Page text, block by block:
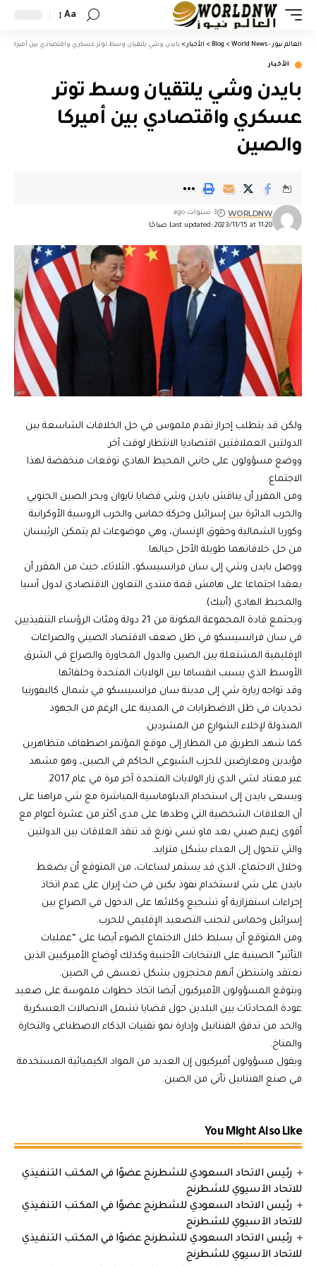
Aa
العالم نيوز - World News >
Blog
> الأخبار > بايدن وشي يلتقيان وسط توتر عسكري واقتصادي بين أميركا
الأخبار
بايدن وشي يلتقيان وسط توتر
عسكري واقتصادي بين أميركا
والصين
Last updated: 2023/11/15 at 11:20 صباحًا
WORLDNW 3 سنوات ago
ولكن قد يتطلب إحراز تقدم ملموس في حل الخلافات الشاسعة بين
الدولتين العملاقتين اقتصاديا الانتظار لوقت آخر.
ووضع مسؤولون على جانبي المحيط الهادي توقعات منخفضة لهذا
الاجتماع.
ومن المقرر أن يناقش بايدن وشي قضايا تايوان وبحر الصين الجنوبي
والحرب الدائرة بين إسرائيل وحركة حماس والحرب الروسية الأوكرانية
وكوريا الشمالية وحقوق الإنسان، وهي موضوعات لم يتمكن الرئيسان
من حل خلافاتهما طويلة الأجل حيالها.
ووصل بايدن وشي إلى سان فرانسيسكو، الثلاثاء، حيث من المقرر أن
يعقدا اجتماعا على هامش قمة منتدى التعاون الاقتصادي لدول آسيا
والمحيط الهادي (أبيك).
ويجتمع قادة المجموعة المكونة من 21 دولة ومئات الرؤساء التنفيذيين
في سان فرانسيسكو في ظل ضعف الاقتصاد الصيني والصراعات
الإقليمية المشتعلة بين الصين والدول المجاورة والصراع في الشرق
الأوسط الذي يسبب انقساما بين الولايات المتحدة وحلفائها.
وقد تواجه زيارة شي إلى مدينة سان فرانسيسكو في شمال كاليفورنيا
تحديات في ظل الاضطرابات في المدينة على الرغم من الجهود
المبذولة لإخلاء الشوارع من المشردين.
كما شهد الطريق من المطار إلى موقع المؤتمر اصطفاف متظاهرين
مؤيدين ومعارضين للحزب الشيوعي الحاكم في الصين، وهو مشهد
غير معتاد لشي الذي زار الولايات المتحدة آخر مرة في عام 2017.
ويسعى بايدن إلى استخدام الدبلوماسية المباشرة مع شي مراهنا على
أن العلاقات الشخصية التي وطدها على مدى أكثر من عشرة أعوام مع
أقوى زعيم صيني بعد ماو تسي تونغ قد تنقذ العلاقات بين الدولتين
والتي تتحول إلى العداء بشكل متزايد.
وخلال الاجتماع، الذي قد يستمر لساعات، من المتوقع أن يضغط
بايدن على شي لاستخدام نفوذ بكين في حث إيران على عدم اتخاذ
إجراءات استفزازية أو تشجيع وكلائها على الدخول في الصراع بين
إسرائيل وحماس لتجنب التصعيد الإقليمي للحرب.
ومن المتوقع أن يسلط خلال الاجتماع الضوء أيضا على “عمليات
التأثير” الصينية على الانتخابات الأجنبية وكذلك أوضاع الأميركيين الذين
تعتقد واشنطن أنهم محتجزون بشكل تعسفي في الصين.
ويتوقع المسؤولون الأميركيون أيضا اتخاذ خطوات ملموسة على صعيد
عودة المحادثات بين البلدين حول قضايا تشمل الاتصالات العسكرية
والحد من تدفق الفنتانيل وإدارة نمو تقنيات الذكاء الاصطناعي والتجارة
والمناخ.
ويقول مسؤولون أميركيون إن العديد من المواد الكيميائية المستخدمة
في صنع الفنتانيل تأتي من الصين.
You Might Also Like
رئيس الاتحاد السعودي للشطرنج عضوًا في المكتب التنفيذي
للاتحاد الآسيوي للشطرنج
رئيس الاتحاد السعودي للشطرنج عضوًا في المكتب التنفيذي
للاتحاد الآسيوي للشطرنج
رئيس الاتحاد السعودي للشطرنج عضوًا في المكتب التنفيذي
للاتحاد الآسيوي للشطرنج